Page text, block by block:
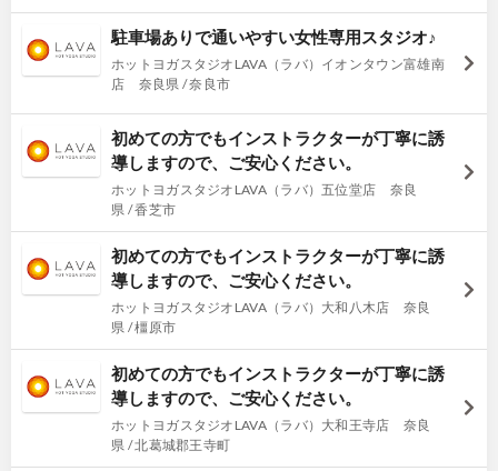
駐車場ありで通いやすい女性専用スタジオ♪
ホットヨガスタジオLAVA（ラバ）イオンタウン富雄南
店 奈良県 / 奈良市
初めての方でもインストラクターが丁寧に誘
導しますので、ご安心ください。
ホットヨガスタジオLAVA（ラバ）五位堂店 奈良
県 / 香芝市
初めての方でもインストラクターが丁寧に誘
導しますので、ご安心ください。
ホットヨガスタジオLAVA（ラバ）大和八木店 奈良
県 / 橿原市
初めての方でもインストラクターが丁寧に誘
導しますので、ご安心ください。
ホットヨガスタジオLAVA（ラバ）大和王寺店 奈良
県 / 北葛城郡王寺町